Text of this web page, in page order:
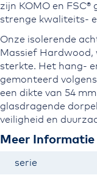
zijn KOMO en
strenge kwaliteits-
Onze isolerende
Massief
sterkte. Het hang-
gemonteerd
een dikte van 54
glasdragende
veiligheid en
Meer Informatie
serie